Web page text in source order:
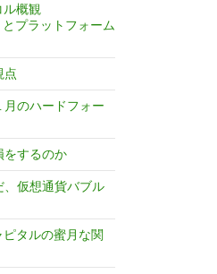
概観
プラットフォーム
点
のハードフォー
をするのか
、仮想通貨バブル
タルの蜜月な関